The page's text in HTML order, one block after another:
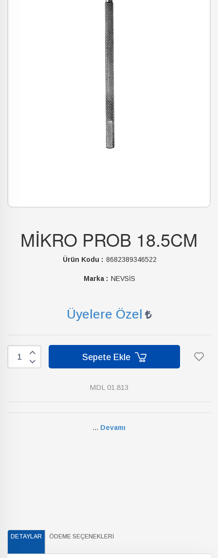
MİKRO PROB 18.5CM
Ürün Kodu : 8682389346522
Marka : NEVSİS
Üyelere Özel
Sepete Ekle
MDL 01.813
... Devamı
DETAYLAR ÖDEME SEÇENEKLERI